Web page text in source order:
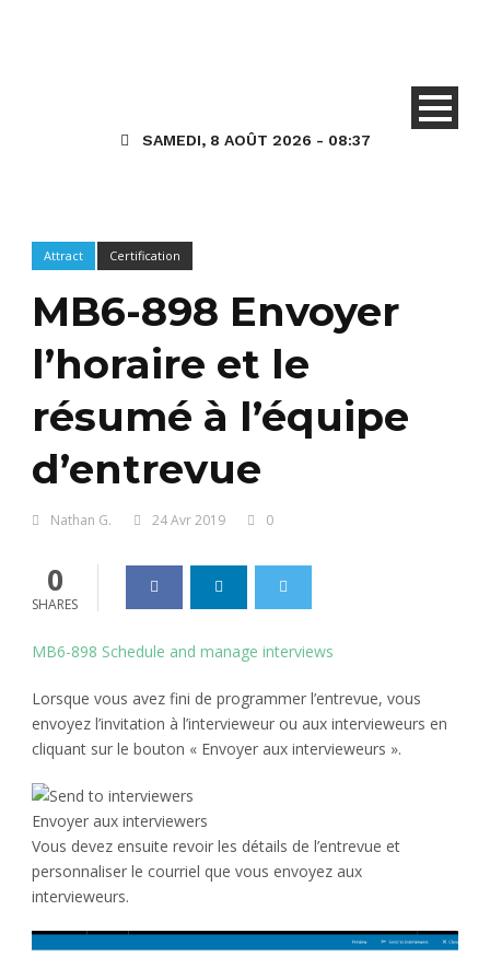
SAMEDI, 8 AOÛT 2026 - 08:37
Attract Certification
MB6-898 Envoyer
l’horaire et le
résumé à l’équipe
d’entrevue
Nathan G. 24 Avr 2019 0
0
SHARES
MB6-898 Schedule and manage interviews
Lorsque vous avez fini de programmer l’entrevue, vous
envoyez l’invitation à l’intervieweur ou aux intervieweurs en
cliquant sur le bouton « Envoyer aux intervieweurs ».
Envoyer aux interviewers
Vous devez ensuite revoir les détails de l’entrevue et
personnaliser le courriel que vous envoyez aux
intervieweurs.